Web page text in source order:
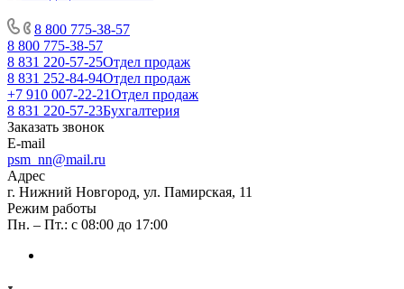
8 800 775-38-57
8 800 775-38-57
8 831 220-57-25Отдел продаж
8 831 252-84-94Отдел продаж
+7 910 007-22-21Отдел продаж
8 831 220-57-23Бухгалтерия
Заказать звонок
E-mail
psm_nn@mail.ru
Адрес
г. Нижний Новгород, ул. Памирская, 11
Режим работы
Пн. – Пт.: с 08:00 до 17:00